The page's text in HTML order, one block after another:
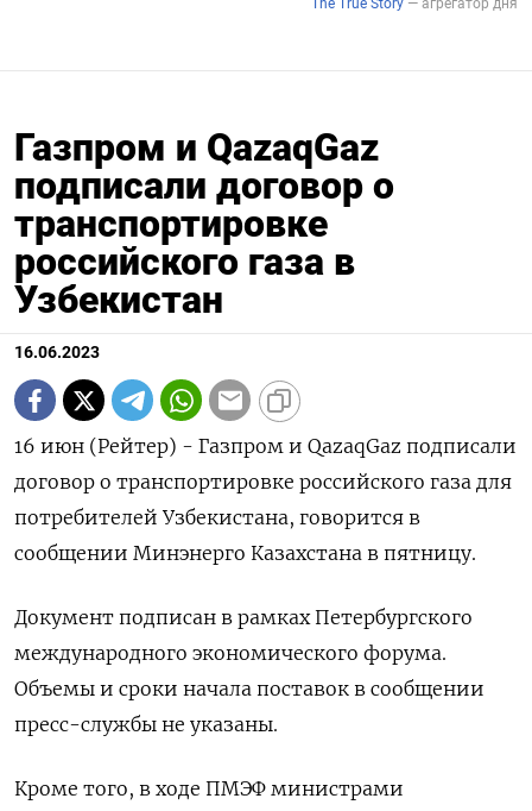
Газпром и QazaqGaz
подписали договор о
транспортировке
российского газа в
Узбекистан
16.06.2023
16 июн (Рейтер) - Газпром и QazaqGaz подписали
договор о транспортировке российского газа для
потребителей Узбекистана, говорится в
сообщении Минэнерго Казахстана в пятницу.
Документ подписан в рамках Петербургского
международного экономического форума.
Объемы и сроки начала поставок в сообщении
пресс-службы не указаны.
Кроме того, в ходе ПМЭФ министрами